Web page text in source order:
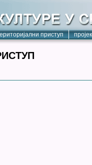
приступ